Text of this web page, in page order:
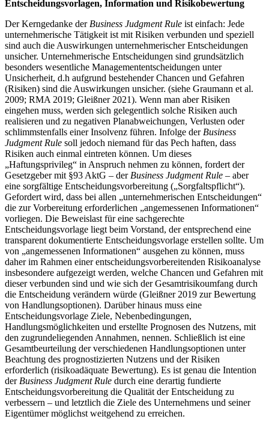
Entscheidungsvorlagen, Information und Risikobewertung
Der Kerngedanke der Business Judgment Rule ist einfach: Jede
unternehmerische Tätigkeit ist mit Risiken verbunden und speziell
sind auch die Auswirkungen unternehmerischer Entscheidungen
unsicher. Unternehmerische Entscheidungen sind grundsätzlich
besonders wesentliche Managemententscheidungen unter
Unsicherheit, d.h aufgrund bestehender Chancen und Gefahren
(Risiken) sind die Auswirkungen unsicher. (siehe Graumann et al.
2009; RMA 2019; Gleißner 2021). Wenn man aber Risiken
eingehen muss, werden sich gelegentlich solche Risiken auch
realisieren und zu negativen Planabweichungen, Verlusten oder
schlimmstenfalls einer Insolvenz führen. Infolge der Business
Judgment Rule soll jedoch niemand für das Pech haften, dass
Risiken auch einmal eintreten können. Um dieses
„Haftungsprivileg“ in Anspruch nehmen zu können, fordert der
Gesetzgeber mit §93 AktG – der Business Judgment Rule – aber
eine sorgfältige Entscheidungsvorbereitung („Sorgfaltspflicht“).
Gefordert wird, dass bei allen „unternehmerischen Entscheidungen“
die zur Vorbereitung erforderlichen „angemessenen Informationen“
vorliegen. Die Beweislast für eine sachgerechte
Entscheidungsvorlage liegt beim Vorstand, der entsprechend eine
transparent dokumentierte Entscheidungsvorlage erstellen sollte. Um
von „angemessenen Informationen“ ausgehen zu können, muss
daher im Rahmen einer entscheidungsvorbereitenden Risikoanalyse
insbesondere aufgezeigt werden, welche Chancen und Gefahren mit
dieser verbunden sind und wie sich der Gesamtrisikoumfang durch
die Entscheidung verändern würde (Gleißner 2019 zur Bewertung
von Handlungsoptionen). Darüber hinaus muss eine
Entscheidungsvorlage Ziele, Nebenbedingungen,
Handlungsmöglichkeiten und erstellte Prognosen des Nutzens, mit
den zugrundeliegenden Annahmen, nennen. Schließlich ist eine
Gesamtbeurteilung der verschiedenen Handlungsoptionen unter
Beachtung des prognostizierten Nutzens und der Risiken
erforderlich (risikoadäquate Bewertung). Es ist genau die Intention
der Business Judgment Rule durch eine derartig fundierte
Entscheidungsvorbereitung die Qualität der Entscheidung zu
verbessern – und letztlich die Ziele des Unternehmens und seiner
Eigentümer möglichst weitgehend zu erreichen.